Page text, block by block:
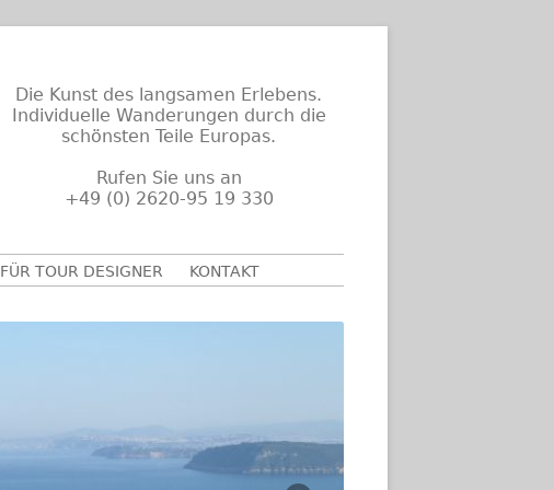
Die Kunst des langsamen Erlebens.
Individuelle Wanderungen durch die
schönsten Teile Europas.
Rufen Sie uns an
+49 (0) 2620-95 19 330
FÜR TOUR DESIGNER KONTAKT